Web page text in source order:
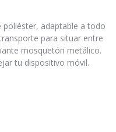
poliéster, adaptable a todo
para situar entre
mosquetón metálico.
tu dispositivo móvil.